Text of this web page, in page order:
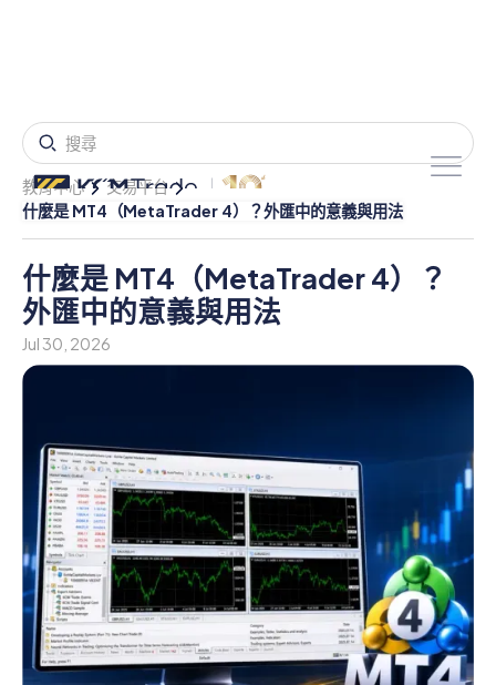
教育中心
交易平台
什麼是 MT4（MetaTrader 4）？外匯中的意義與用法
什麼是 MT4（MetaTrader 4）？
外匯中的意義與用法
Jul 30, 2026